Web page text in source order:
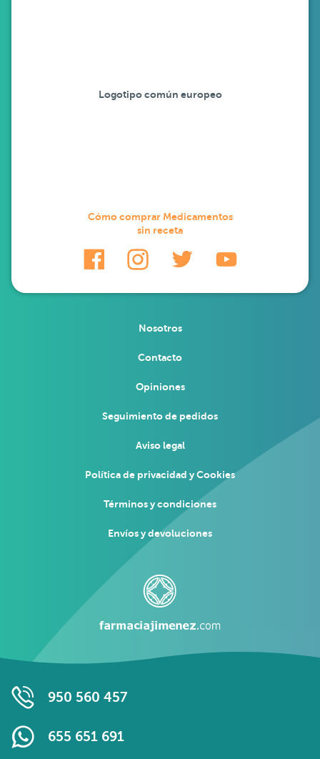
Logotipo común europeo
Cómo comprar Medicamentos
sin receta
Nosotros
Contacto
Opiniones
Seguimiento de pedidos
Aviso legal
Política de privacidad y Cookies
Términos y condiciones
Envíos y devoluciones
950 560 457
655 651 691